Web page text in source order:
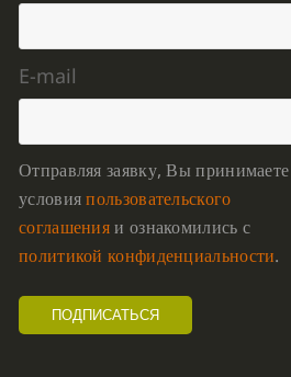
E-mail
Отправляя заявку, Вы принимаете
условияпользовательского
соглашенияи ознакомились с
политикой конфиденциальности.